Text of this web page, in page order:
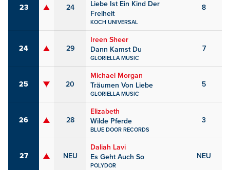
23 24
Liebe Ist Ein Kind Der
Freiheit
KOCH UNIVERSAL
8
24 29
Ireen Sheer
Dann Kamst Du
GLORIELLA MUSIC
7
25 20
Michael Morgan
Träumen Von Liebe
GLORIELLA MUSIC
5
26 28
Elizabeth
Wilde Pferde
BLUE DOOR RECORDS
3
27 NEU
Daliah Lavi
Es Geht Auch So
POLYDOR
NEU